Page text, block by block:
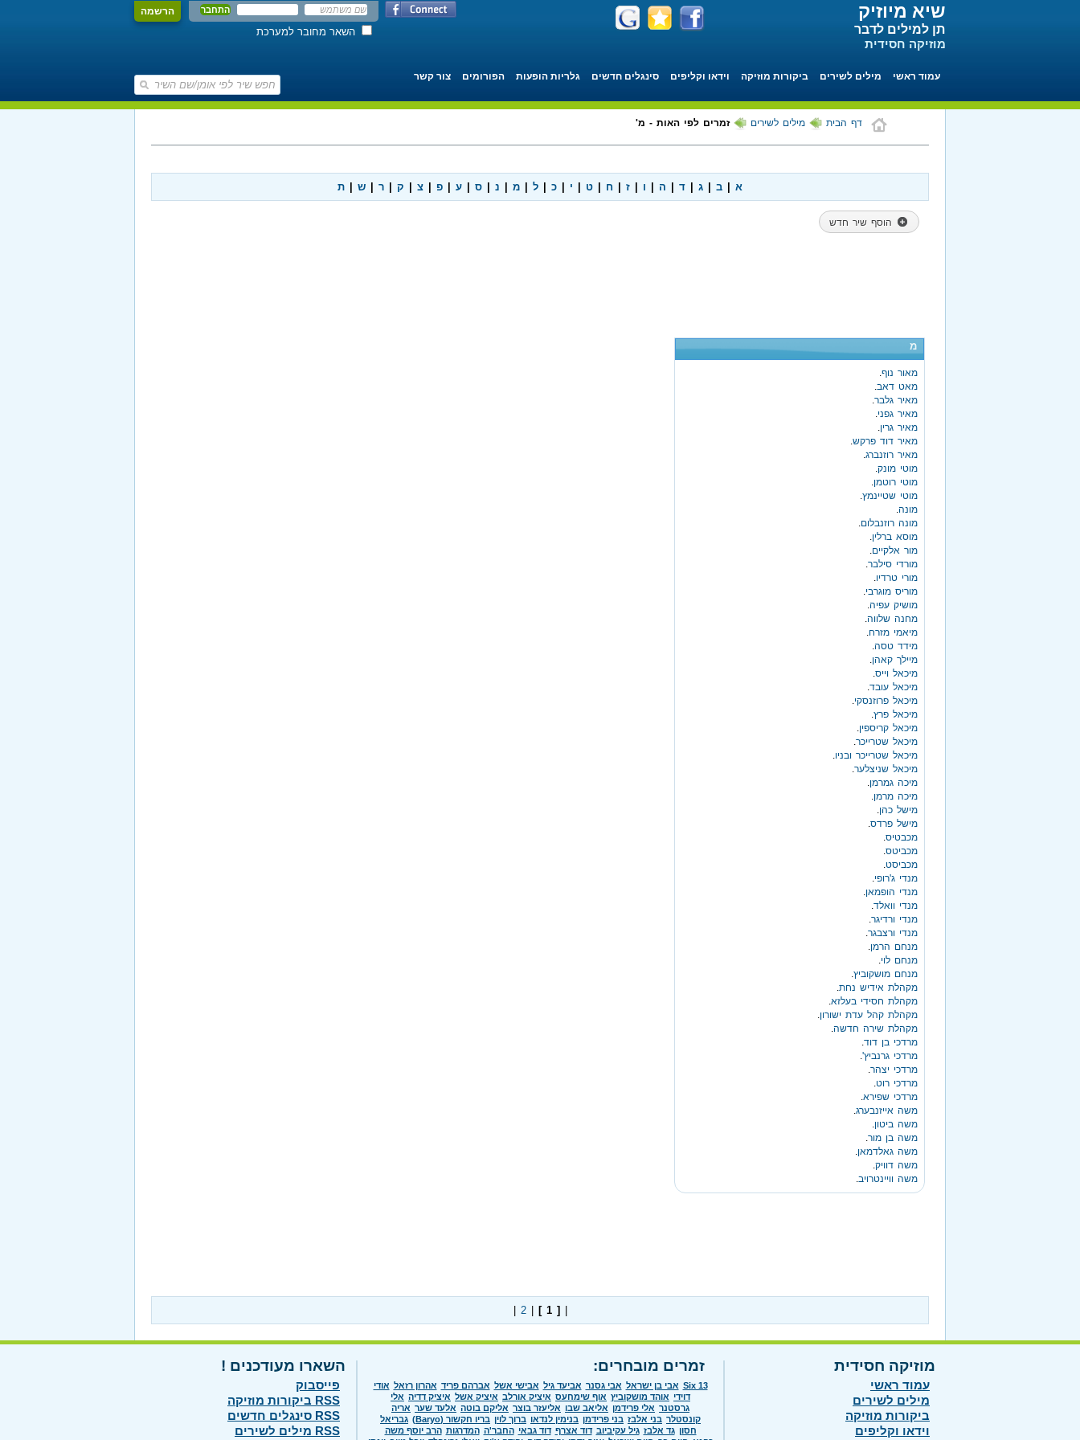
הרשמה
השאר מחובר למערכת
שיא מיוזיק
תן למילים לדבר
מוזיקה חסידית
עמוד ראשי מילים לשירים ביקורות מוזיקה וידאו וקליפים סינגלים חדשים גלריות הופעות הפורומים צור קשר
דף הבית מילים לשירים זמרים לפי האות - מ'
א ב ג ד ה ו ז ח ט י כ ל מ נ ס ע פ צ ק ר ש ת
הוסף שיר חדש
מ
מאור נוף.
מאט דאב.
מאיר גלבר.
מאיר גפני.
מאיר גרין.
מאיר דוד פרקש.
מאיר רוזנברג.
מוטי מונק.
מוטי רוטמן.
מוטי שטיינמץ.
מונה.
מונה רוזנבלום.
מוסא ברלין.
מור אלקיים.
מורדי סילבר.
מורי טרדיו.
מוריס מוגרבי.
מושיק עפיה.
מחנה שלווה.
מיאמי מזרח.
מידד טסה.
מיילך קאהן.
מיכאל וייס.
מיכאל עובד.
מיכאל פרוזנסקי.
מיכאל פרץ.
מיכאל קריספין.
מיכאל שטרייכר.
מיכאל שטרייכר ובניו.
מיכאל שניצלער.
מיכה גמרמן.
מיכה מרמן.
מישל כהן.
מישל פרדס.
מכבטיס.
מכביטס.
מכביסט.
מנדי ג'רופי.
מנדי הופמאן.
מנדי וואלד.
מנדי ורדיגר.
מנדי ורצבגר.
מנחם הרמן.
מנחם לוי.
מנחם מושקוביץ.
מקהלת אידיש נחת.
מקהלת חסידי בעלזא.
מקהלת קהל עדת ישורון.
מקהלת שירה חדשה.
מרדכי בן דוד.
מרדכי גרנביץ'.
מרדכי יצהר.
מרדכי רוט.
מרדכי שפירא.
משה אייזנבערג.
משה ביטון.
משה בן מור.
משה גאלדמאן.
משה דוויק.
משה וויינטרויב.
[ 1 ]
|
2
מוזיקה חסידית
עמוד ראשי
מילים לשירים
ביקורות מוזיקה
וידאו וקליפים
זמרים מובחרים:
Six 13 אבי בן ישראל אבי גסנר אביעד גיל אבישי אשל אברהם פריד אהרון רזאל אודי
דוידי אוהד מושקוביץ אוף שימחעס איציק אורלב איציק אשל איציק דדיה אלי
גרסטנר אלי פרידמן אליאב שבו אליעזר בוצר אליקם בוטה אלעד שער אריה
קונסטלר בני אלבז בני פרידמן בנימין לנדאו ברוך לוין בריו חקשור (Baryo)
גבריאל
חסון גד אלבז גיל עקיביוב דוד אצרף דוד גבאי החבר'ה המדרגות הרב יוסף משה
השארו מעודכנים !
פייסבוק
RSS ביקורות מוזיקה
RSS סינגלים חדשים
RSS מילים לשירים